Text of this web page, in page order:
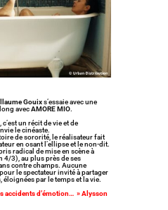
Gouixs’essaie avec une
avecAMORE MIO.
un récit de vie et de
le cinéaste.
de sororité, le réalisateur fait
en osant l’ellipse et le non-dit.
radical de mise en scène à
4/3), au plus près de ses
contre champs. Aucune
le spectateur invité à partager
éloignées par le temps et la vie.
accidents d’émotion… » Alysson